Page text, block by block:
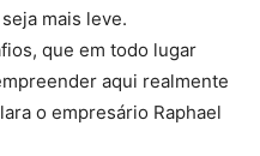
mais leve.
que em todo lugar
aqui realmente
o empresário Raphael